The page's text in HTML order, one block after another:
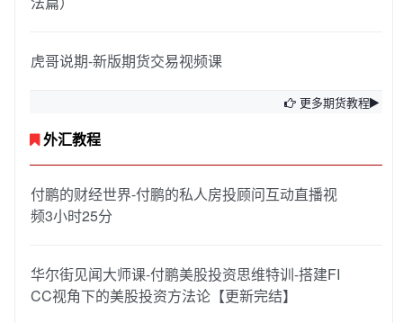
虎哥说期-新版期货交易视频课
更多期货教程
外汇教程
付鹏的财经世界-付鹏的私人房投顾问互动直播视
频3小时25分
华尔街见闻大师课-付鹏美股投资思维特训-搭建FI
CC视角下的美股投资方法论【更新完结】